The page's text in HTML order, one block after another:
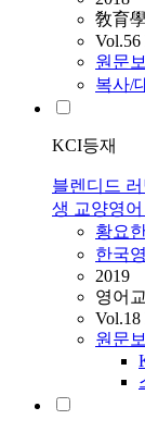
敎育
Vol.56
원문보
복사/
KCI등재
블렌디드
생 교양영
황요
한국
2019
영어
Vol.18
원문